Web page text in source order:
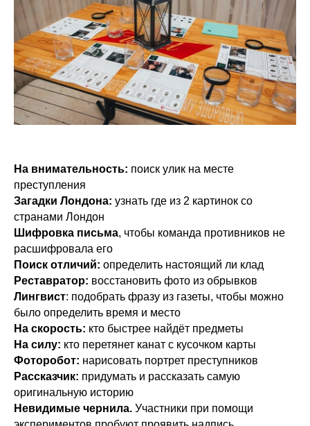
На внимательность: поиск улик на месте
преступления
Загадки Лондона: узнать где из 2 картинок со
странами Лондон
Шифровка письма, чтобы команда противников не
расшифровала его
Поиск отличий: определить настоящий ли клад
Реставратор: восстановить фото из обрывков
Лингвист: подобрать фразу из газеты, чтобы можно
было определить время и место
На скорость: кто быстрее найдёт предметы
На силу: кто перетянет канат с кусочком карты
Фоторобот: нарисовать портрет преступников
Рассказчик: придумать и рассказать самую
оригинальную историю
Невидимые чернила. Участники при помощи